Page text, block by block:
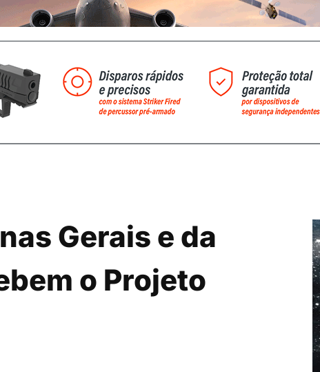
Gerais e da
o Projeto